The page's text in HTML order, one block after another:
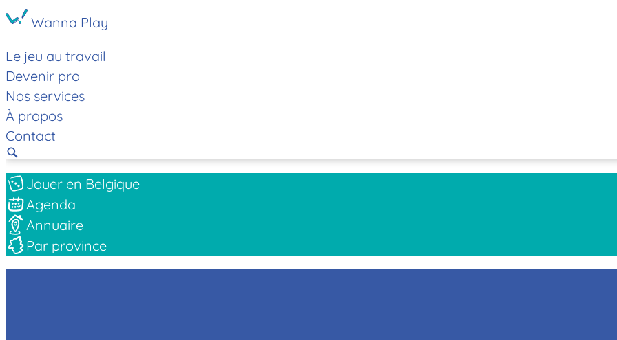
Wanna Play
Le jeu au travail
Devenir pro
Nos services
À propos
Contact
Jouer en Belgique
Agenda
Annuaire
Par province